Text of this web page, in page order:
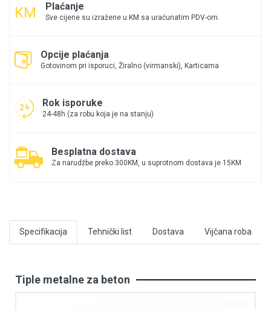
Plaćanje
Sve cijene su izražene u KM sa uračunatim PDV-om.
Opcije plaćanja
Gotovinom pri isporuci, Žiralno (virmanski), Karticama
Rok isporuke
24-48h (za robu koja je na stanju)
Besplatna dostava
Za narudžbe preko 300KM, u suprotnom dostava je 15KM
Specifikacija Tehnički list Dostava Vijčana roba
Tiple metalne za beton